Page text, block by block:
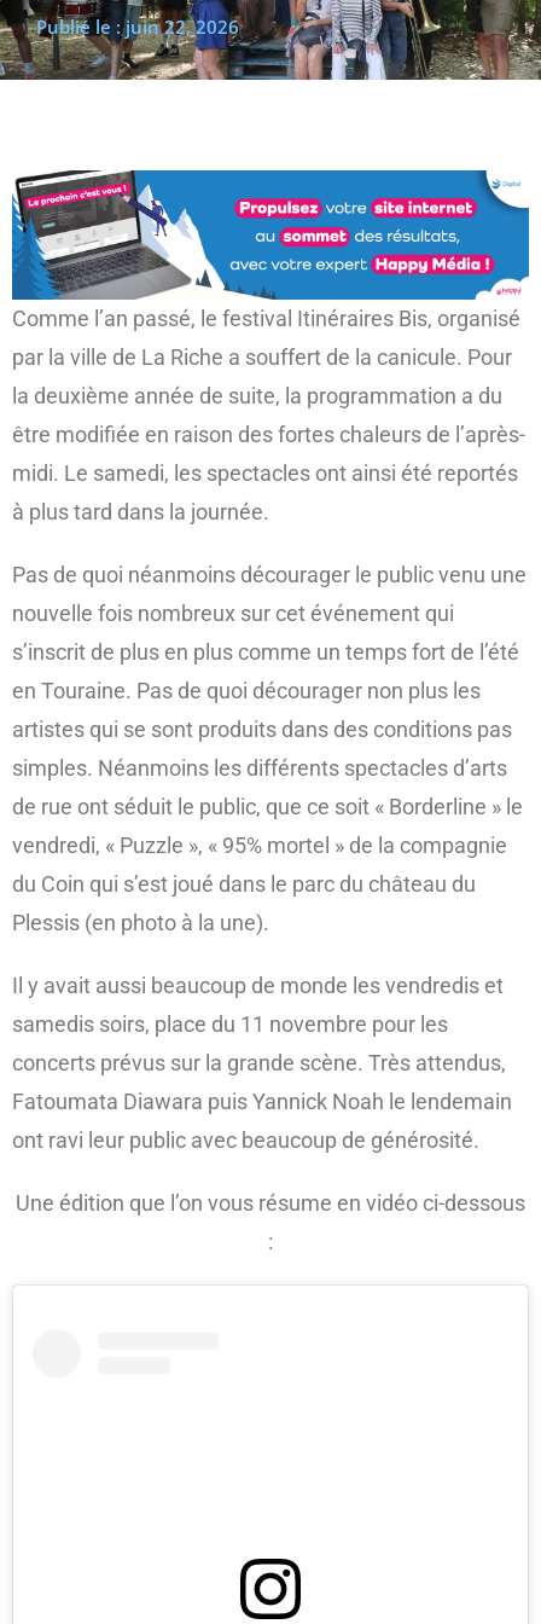
(re)découvrir le CCC OD « On veut mettre le feu à
Publié le : juin 22, 2026
Comme l’an passé, le festival Itinéraires Bis, organisé
par la ville de La Riche a souffert de la canicule. Pour
la deuxième année de suite, la programmation a du
être modifiée en raison des fortes chaleurs de l’après-
midi. Le samedi, les spectacles ont ainsi été reportés
à plus tard dans la journée.
Pas de quoi néanmoins décourager le public venu une
nouvelle fois nombreux sur cet événement qui
s’inscrit de plus en plus comme un temps fort de l’été
en Touraine. Pas de quoi décourager non plus les
artistes qui se sont produits dans des conditions pas
simples. Néanmoins les différents spectacles d’arts
de rue ont séduit le public, que ce soit « Borderline » le
vendredi, « Puzzle », « 95% mortel » de la compagnie
du Coin qui s’est joué dans le parc du château du
Plessis (en photo à la une).
Il y avait aussi beaucoup de monde les vendredis et
samedis soirs, place du 11 novembre pour les
concerts prévus sur la grande scène. Très attendus,
Fatoumata Diawara puis Yannick Noah le lendemain
ont ravi leur public avec beaucoup de générosité.
Une édition que l’on vous résume en vidéo ci-dessous
: